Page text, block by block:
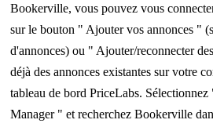
Bookerville, vous pouvez vous
sur le bouton " Ajouter vos annonces "
d'annonces) ou " Ajouter/reconnecter
déjà des annonces existantes sur votre
tableau de bord PriceLabs.
Manager " et recherchez Bookerville